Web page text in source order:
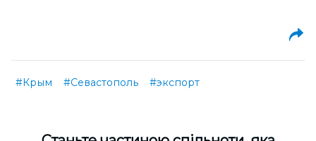
#Крым #Севастополь #экспорт